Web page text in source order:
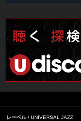
レーベル UNIVERSAL JAZZ